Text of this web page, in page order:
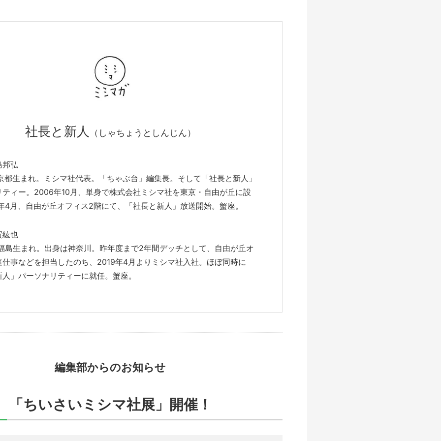
社長と新人 （しゃちょうとしんじん）
邦弘
生まれ。ミシマ社代表。「ちゃぶ台」編集長。そして「社長と新人」
ティー。2006年10月、単身で株式会社ミシマ社を東京・自由が丘に設
4月、自由が丘オフィス2階にて、「社長と新人」放送開始。蟹座。
紘也
生まれ。出身は神奈川。昨年度まで2年間デッチとして、自由が丘オ
仕事などを担当したのち、2019年4月よりミシマ社入社。ほぼ同時に
人」パーソナリティーに就任。蟹座。
編集部からのお知らせ
「ちいさいミシマ社展」開催！